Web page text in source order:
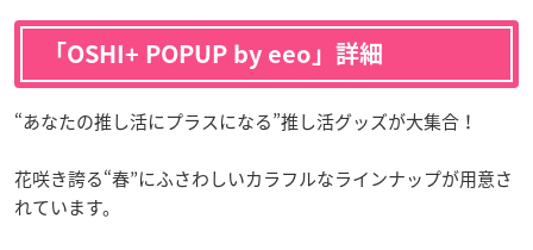
「OSHI+ POPUP by eeo」詳細
“あなたの推し活にプラスになる”推し活グッズが大集合！
花咲き誇る“春”にふさわしいカラフルなラインナップが用意さ
れています。